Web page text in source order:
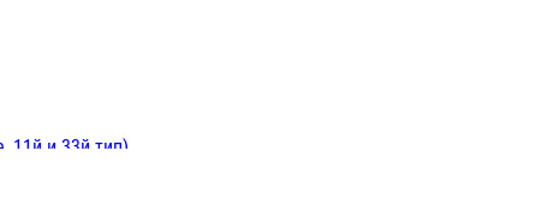
11й и 33й тип)